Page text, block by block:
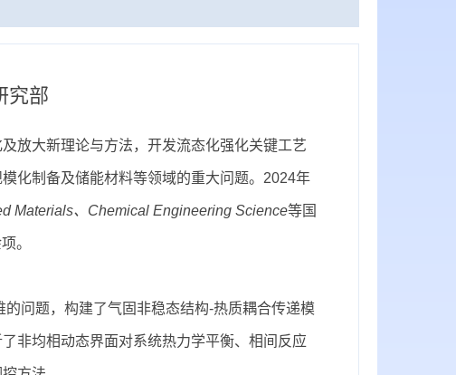
究部
放大新理论与方法，开发流态化强化关键工艺
化制备及储能材料等领域的重大问题。2024年
Materials、Chemical Engineering Science等国
。
问题，构建了气固非稳态结构-热质耦合传递模
非均相动态界面对系统热力学平衡、相间反应